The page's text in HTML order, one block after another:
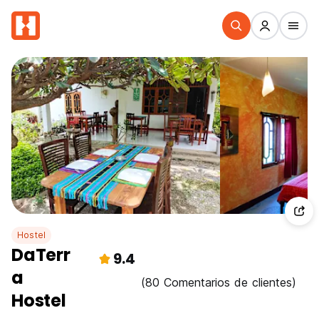
Hostel
DaTerr
a
Hostel
9.4
(80 Comentarios de clientes)